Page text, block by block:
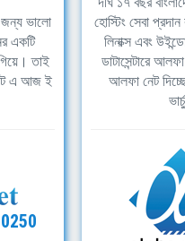
জন্য ভালো
একটি
তাই
এ আজ ই
হোস্টিং সেবা
লিনাক্স এবং
ডাটাসেন্টারে
আলফা নেট